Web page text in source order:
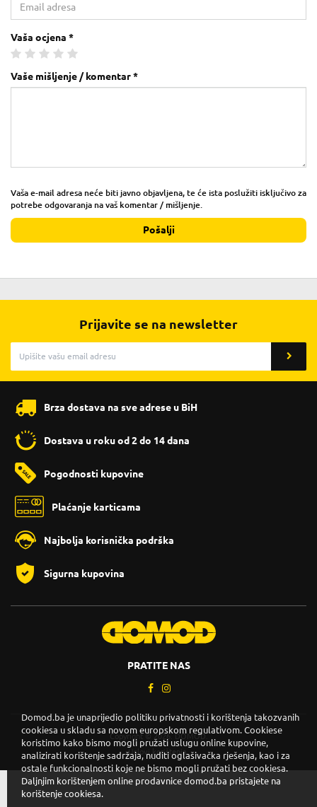
Vaša ocjena *
Vaše mišljenje / komentar *
Vaša e-mail adresa neće biti javno objavljena, te će ista poslužiti isključivo za
potrebe odgovaranja na vaš komentar / mišljenje.
Pošalji
Prijavite se na newsletter
Brza dostava na sve adrese u BiH
Dostava u roku od 2 do 14 dana
Pogodnosti kupovine
Plaćanje karticama
Najbolja korisnička podrška
Sigurna kupovina
PRATITE NAS
Copyright © 2026. DOMOD.
Uslovi korištenja
Domod.ba je unaprijedio politiku privatnosti i korištenja takozvanih
cookiesa u skladu sa novom europskom regulativom. Cookiese
koristimo kako bismo mogli pružati uslugu online kupovine,
analizirati korištenje sadržaja, nuditi oglašivačka rješenja, kao i za
ostale funkcionalnosti koje ne bismo mogli pružati bez cookiesa.
Daljnjim korištenjem online prodavnice domod.ba pristajete na
korištenje cookiesa.